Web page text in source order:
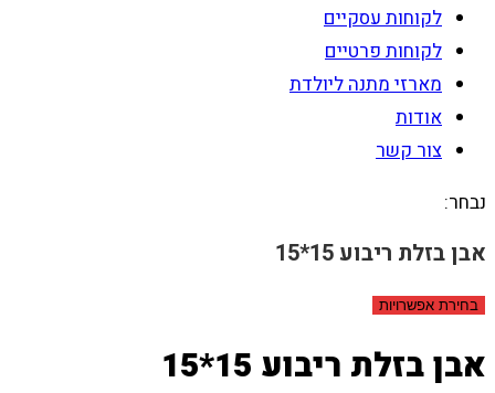
לקוחות עסקיים
לקוחות פרטיים
מארזי מתנה ליולדת
אודות
צור קשר
נבחר:
אבן בזלת ריבוע 15*15
בחירת אפשרויות
אבן בזלת ריבוע 15*15